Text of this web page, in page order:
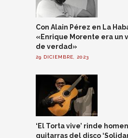
Con Alain Pérez en La
«Enrique Morente era un
de verdad»
29 DICIEMBRE, 2023
‘El Torta vive’ rinde
guitarras del disco